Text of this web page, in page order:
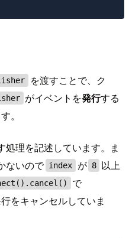
を渡すことで、ク
がイベントを発行する
。
処理を記述しています。ま
ないので index が 8 以上
で
をキャンセルしていま